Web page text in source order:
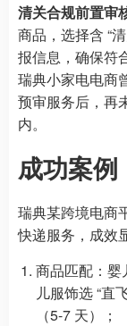
清关合规前置审
商品，选择含 “
报信息，确保符
瑞典小家电电商
预审服务后，再
内。
成功案
瑞典某跨境电商
快递服务，成效
商品匹配：
儿服饰选 “直
（5-7 天）；